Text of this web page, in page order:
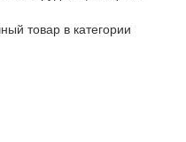
товар в категории